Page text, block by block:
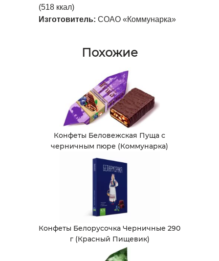
(518 ккал)
Изготовитель: СОАО «Коммунарка»
Похожие
Конфеты Беловежская Пуща с
черничным пюре (Коммунарка)
Конфеты Белорусочка Черничные 290
г (Красный Пищевик)